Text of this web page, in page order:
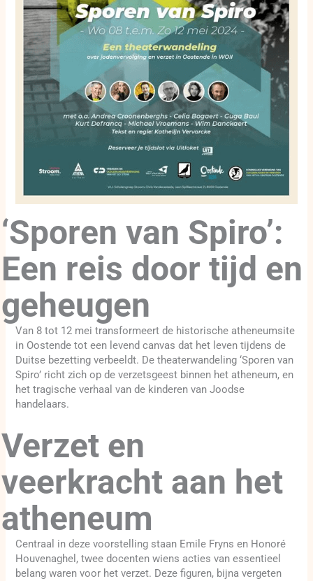
‘Sporen van Spiro’:
Een reis door tijd en
geheugen
Van 8 tot 12 mei transformeert de historische atheneumsite
in Oostende tot een levend canvas dat het leven tijdens de
Duitse bezetting verbeeldt. De theaterwandeling ‘Sporen van
Spiro’ richt zich op de verzetsgeest binnen het atheneum, en
het tragische verhaal van de kinderen van Joodse
handelaars.
Verzet en
veerkracht aan het
atheneum
Centraal in deze voorstelling staan Emile Fryns en Honoré
Houvenaghel, twee docenten wiens acties van essentieel
belang waren voor het verzet. Deze figuren, bijna vergeten